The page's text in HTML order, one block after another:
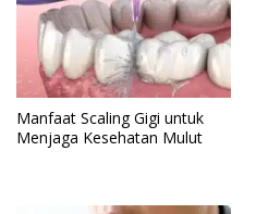
Manfaat Scaling Gigi untuk
Menjaga Kesehatan Mulut